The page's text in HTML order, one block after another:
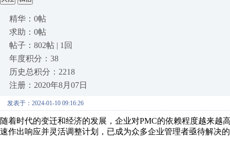
精华：0帖
求助：0帖
帖子：802帖 | 1回
年度积分：38
历史总积分：2218
注册：2020年8月07日
发表于：2024-01-10 09:16:26
随着时代的变迁和经济的发展，企业对PMC的依赖程度越来
速作出响应并灵活调整计划，已成为众多企业管理者亟待解决